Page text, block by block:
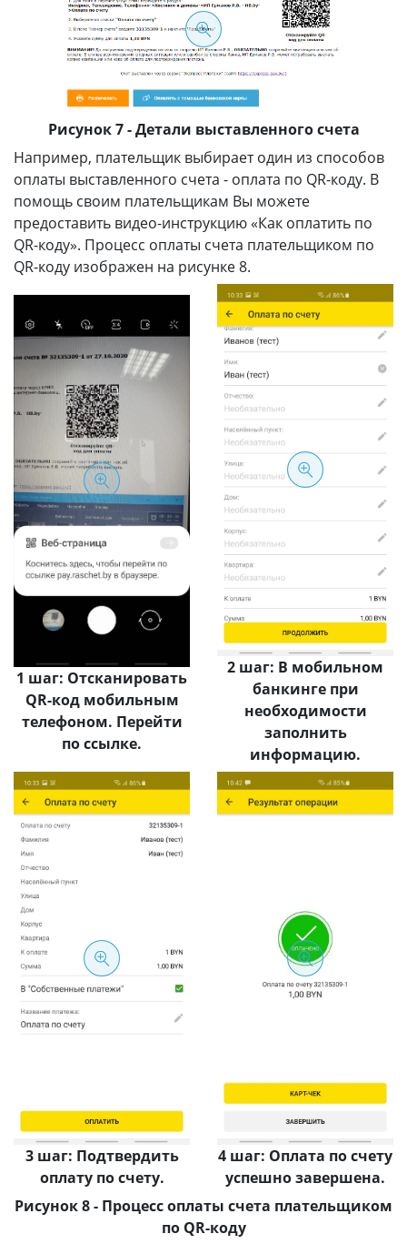
Рисунок 7 - Детали выставленного счета
Например, плательщик выбирает один из способов
оплаты выставленного счета - оплата по QR-коду. В
помощь своим плательщикам Вы можете
предоставить видео-инструкцию «Как оплатить по
QR-коду». Процесс оплаты счета плательщиком по
QR-коду изображен на рисунке 8.
1 шаг: Отсканировать
QR-код мобильным
телефоном. Перейти
по ссылке.
2 шаг: В мобильном
банкинге при
необходимости
заполнить
информацию.
3 шаг: Подтвердить
оплату по счету.
4 шаг: Оплата по счету
успешно завершена.
Рисунок 8 - Процесс оплаты счета плательщиком
по QR-коду